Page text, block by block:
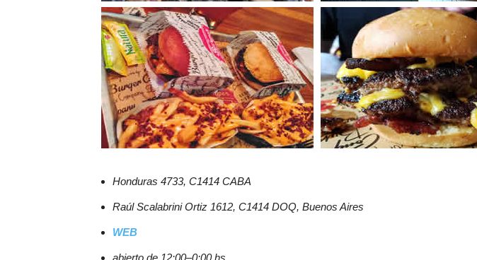
Honduras 4733, C1414 CABA
Raúl Scalabrini Ortiz 1612, C1414 DOQ, Buenos Aires
WEB